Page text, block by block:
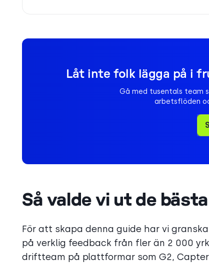
Låt inte folk lägga på i
Gå med tusentals team
arbetsflöden
Så valde vi ut de
För att skapa denna guide har vi
på verklig feedback från fler än 2 000
driftteam på plattformar som G2,